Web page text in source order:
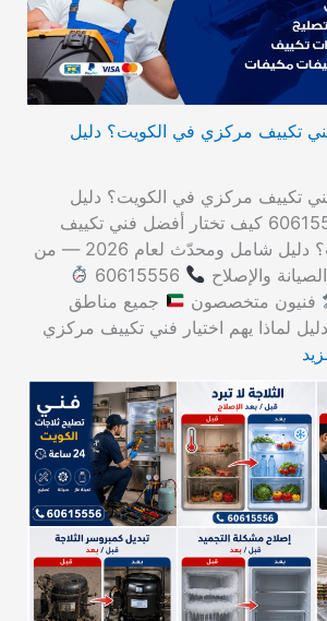
تكييف مركزي في الكويت؟ دليل
تكييف مركزي في الكويت؟ دليل
شامل 2026 | 60615556 كيف تختار أفضل فني تكييف
مركزي في الكويت؟ دليل شامل ومحدّث لعام 2026 — من
والإصلاح
فنيون متخصصون
جميع مناطق
لماذا يهم اختيار فني تكييف مركزي